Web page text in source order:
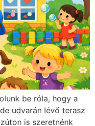
be róla, hogy a
udvarán lévő terasz
is szeretnénk